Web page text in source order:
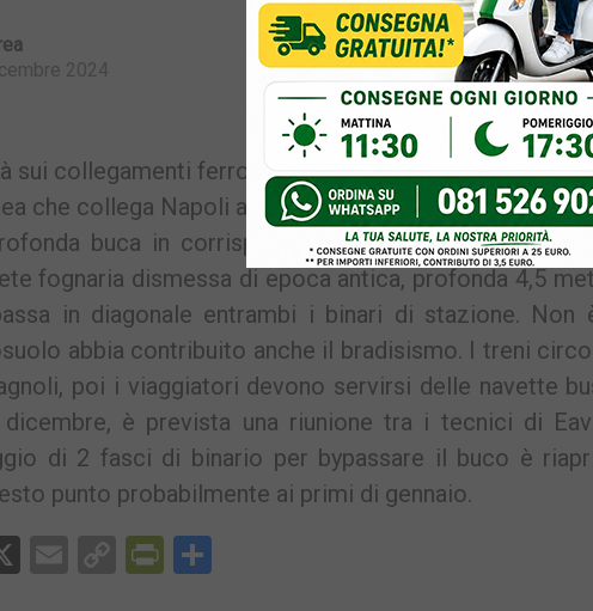
2024 Facebook
sui collegamenti ferroviari verso Pozzuoli. La
che collega Napoli ai Campi Flegrei. Durante le
buca in corrispondenza della stazione di
fognaria dismessa di epoca antica, profonda 4,5
in diagonale entrambi i binari di stazione. Non
abbia contribuito anche il bradisismo. I treni
poi i viaggiatori devono servirsi delle navette
è prevista una riunione tra i tecnici di
di 2 fasci di binario per bypassare il buco è
punto probabilmente ai primi di gennaio.
X EmailCopyPrintFriendly